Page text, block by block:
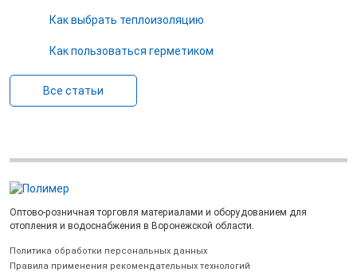
Как выбрать теплоизоляцию
Как пользоваться герметиком
Все статьи
Оптово-розничная торговля материалами и оборудованием для
отопления и водоснабжения в Воронежской области.
Политика обработки персональных данных
Правила применения рекомендательных технологий